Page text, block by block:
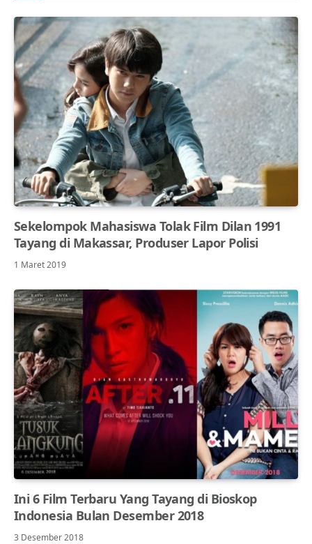
Sekelompok Mahasiswa Tolak Film Dilan 1991
Tayang di Makassar, Produser Lapor Polisi
1 Maret 2019
Ini 6 Film Terbaru Yang Tayang di Bioskop
Indonesia Bulan Desember 2018
3 Desember 2018